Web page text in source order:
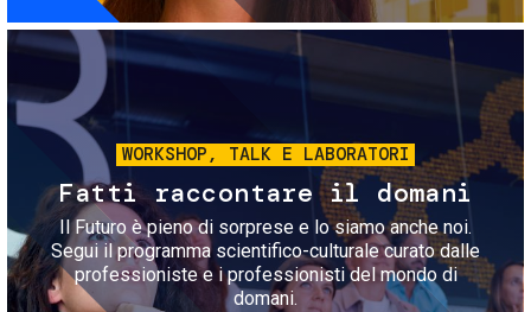
Immagine
WORKSHOP, TALK E LABORATORI
Fatti raccontare il domani
Il Futuro è pieno di sorprese e lo siamo anche noi.
Segui il programma scientifico-culturale curato dalle
professioniste e i professionisti del mondo di
domani.